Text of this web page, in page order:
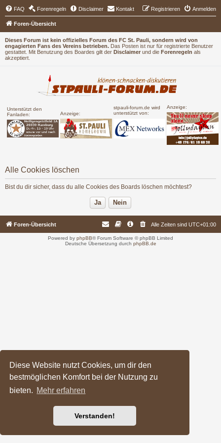
Diese Website nutzt Cookies, um dir den
bestmöglichen Komfort bei der Nutzung zu
bieten. Mehr erfahren
Verstanden!
Dieses Forum ist kein offizielles Forum des FC St. Pauli, sondern wird von
engagierten Fans des Vereins betrieben. Das Posten ist nur für registrierte Benutzer
gestattet. Mit Benutzung des Boardes gilt der Disclaimer und die Forenregeln als
akzeptiert.
Unterstützt den
Fanladen:
Anzeige:
stpauli-forum.de wird
unterstützt von:
Anzeige:
FAQ Forenregeln Disclaimer Kontakt Anmelden
Registrieren
Foren-Übersicht
Alle Cookies löschen
Bist du dir sicher, dass du alle Cookies des Boards löschen möchtest?
Foren-Übersicht Alle Zeiten sind UTC+01:00
Powered by phpBB® Forum Software © phpBB Limited
Deutsche Übersetzung durch phpBB.de